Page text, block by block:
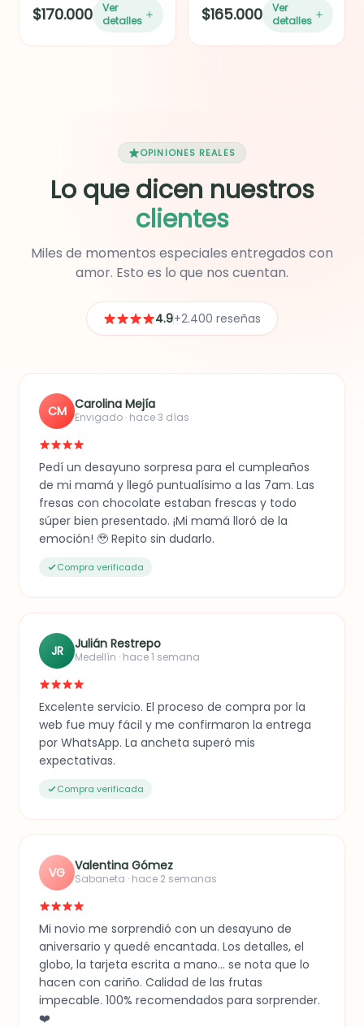
tendencia, ideal para
organizar y llevar lo
esencial en el día a día.
Ibérico, salami o chorizo
español importado, Uvas
verdes o moradas según
disponibilidad y
chocolate importado).
Ideal para cumpleaños,
agradecimientos,
celebraciones
simplemente para
sorprender a alguien
$170.000
Ver
detalles
$165.000
Ver
detalles
OPINIONES REALES
Lo que dicen nuestros
clientes
Miles de momentos especiales entregados con
amor. Esto es lo que nos cuentan.
4.9+2.400 reseñas
CM Carolina Mejía
Envigado · hace 3 días
Pedí un desayuno sorpresa para el cumpleaños
de mi mamá y llegó puntualísimo a las 7am. Las
fresas con chocolate estaban frescas y todo
súper bien presentado. ¡Mi mamá lloró de la
emoción! 🥹 Repito sin dudarlo.
Compra verificada
JR Julián Restrepo
Medellín · hace 1 semana
Excelente servicio. El proceso de compra por la
web fue muy fácil y me confirmaron la entrega
por WhatsApp. La ancheta superó mis
expectativas.
Compra verificada
VG Valentina Gómez
Sabaneta · hace 2 semanas
Mi novio me sorprendió con un desayuno de
aniversario y quedé encantada. Los detalles, el
globo, la tarjeta escrita a mano... se nota que lo
hacen con cariño. Calidad de las frutas
impecable. 100% recomendados para sorprender.
❤️